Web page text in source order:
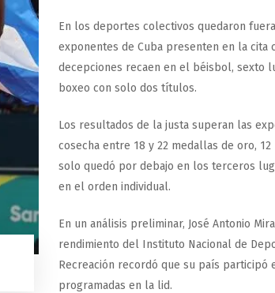
En los deportes colectivos quedaron
exponentes de Cuba presenten en la cita
decepciones recaen en el béisbol, sexto
boxeo con solo dos títulos.
Los resultados de la justa superan las
cosecha entre 18 y 22 medallas de oro,
solo quedó por debajo en los terceros
en el orden individual.
En un análisis preliminar, José Antonio
rendimiento del Instituto Nacional de
Recreación recordó que su país participó
programadas en la lid.